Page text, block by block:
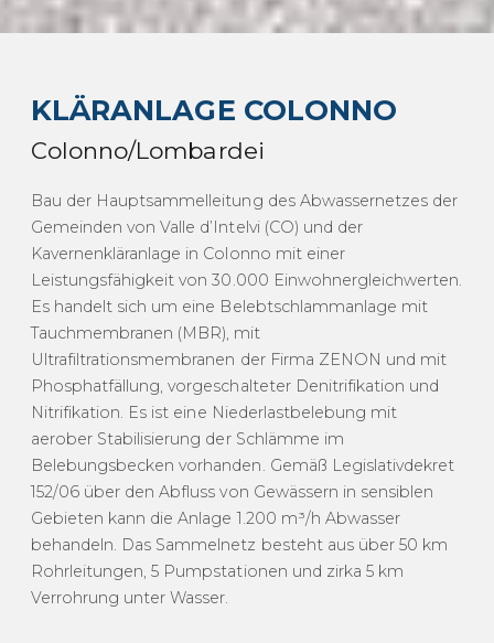
KLÄRANLAGE COLONNO
Colonno/Lombardei
Bau der Hauptsammelleitung des Abwassernetzes der
Gemeinden von Valle d’Intelvi (CO) und der
Kavernenkläranlage in Colonno mit einer
Leistungsfähigkeit von 30.000 Einwohnergleichwerten.
Es handelt sich um eine Belebtschlammanlage mit
Tauchmembranen (MBR), mit
Ultrafiltrationsmembranen der Firma ZENON und mit
Phosphatfällung, vorgeschalteter Denitrifikation und
Nitrifikation. Es ist eine Niederlastbelebung mit
aerober Stabilisierung der Schlämme im
Belebungsbecken vorhanden. Gemäß Legislativdekret
152/06 über den Abfluss von Gewässern in sensiblen
Gebieten kann die Anlage 1.200 m³/h Abwasser
behandeln. Das Sammelnetz besteht aus über 50 km
Rohrleitungen, 5 Pumpstationen und zirka 5 km
Verrohrung unter Wasser.